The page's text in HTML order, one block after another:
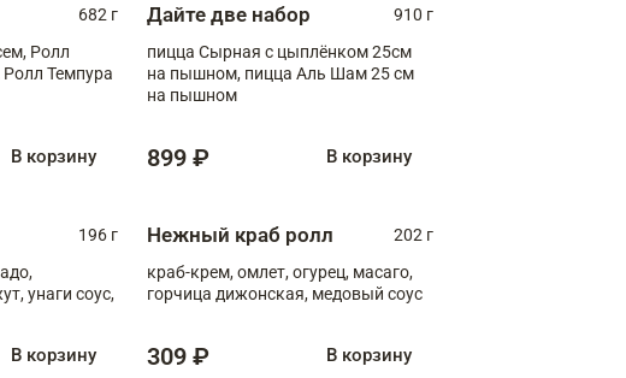
682 г
Ролл
Ролл Темпура
В корзину
Дайте две набор
910 г
пицца Сырная с цыплёнком 25см
на пышном, пицца Аль Шам 25 см
на пышном
899 ₽ В корзину
196 г
унаги соус,
В корзину
Нежный краб ролл
202 г
краб-крем, омлет, огурец, масаго,
горчица дижонская, медовый соус
309 ₽ В корзину